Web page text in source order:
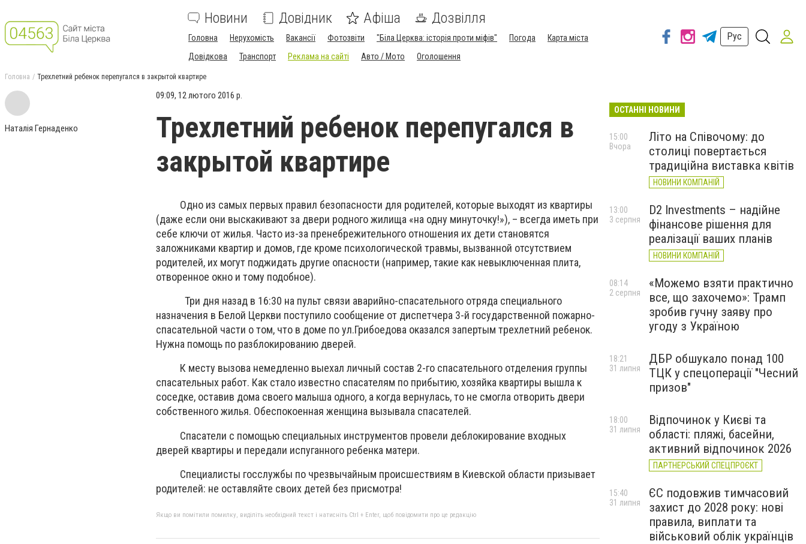
Новини Довідник Афіша Дозвілля
Головна Нерухомість Вакансії Фотозвіти "Біла Церква: історія проти міфів" Погода
Карта міста
Довідкова
Транспорт Реклама на сайті Авто / Мото Оголошення
Рус
Головна Трехлетний ребенок перепугался в закрытой квартире
Наталія Гернаденко
09:09, 12 лютого 2016 р.
Трехлетний ребенок перепугался в
закрытой квартире
Одно из самых первых правил безопасности для родителей, которые выходят из квартиры
(даже если они выскакивают за двери родного жилища «на одну минуточку!»), – всегда иметь при
себе ключи от жилья. Часто из-за пренебрежительного отношения их дети становятся
заложниками квартир и домов, где кроме психологической травмы, вызванной отсутствием
родителей, их могут поджидать другие опасности (например, такие как невыключенная плита,
отворенное окно и тому подобное).
Три дня назад в 16:30 на пульт связи аварийно-спасательного отряда специального
назначения в Белой Церкви поступило сообщение от диспетчера 3-й государственной пожарно-
спасательной части о том, что в доме по ул.Грибоедова оказался запертым трехлетний ребенок.
Нужна помощь по разблокированию дверей.
К месту вызова немедленно выехал личный состав 2-го спасательного отделения группы
спасательных работ. Как стало известно спасателям по прибытию, хозяйка квартиры вышла к
соседке, оставив дома своего малыша одного, а когда вернулась, то не смогла отворить двери
собственного жилья. Обеспокоенная женщина вызывала спасателей.
Спасатели с помощью специальных инструментов провели деблокирование входных
дверей квартиры и передали испуганного ребенка матери.
Специалисты госслужбы по чрезвычайным происшествиям в Киевской области призывает
родителей: не оставляйте своих детей без присмотра!
Якщо ви помітили помилку, виділіть необхідний текст і натисніть Ctrl + Enter, щоб повідомити про це редакцію
ОСТАННІ НОВИНИ
Літо на Співочому: до
столиці повертається
традиційна виставка квітів
НОВИНИ КОМПАНІЙ
15:00
Вчора
D2 Investments – надійне
фінансове рішення для
реалізації ваших планів
НОВИНИ КОМПАНІЙ
13:00
3 серпня
«Можемо взяти практично
все, що захочемо»: Трамп
зробив гучну заяву про
угоду з Україною
08:14
2 серпня
ДБР обшукало понад 100
ТЦК у спецоперації "Чесний
призов"
18:21
31 липня
Відпочинок у Києві та
області: пляжі, басейни,
активний відпочинок 2026
ПАРТНЕРСЬКИЙ СПЕЦПРОЄКТ
18:00
31 липня
ЄС подовжив тимчасовий
захист до 2028 року: нові
правила, виплати та
військовий облік українців
15:40
31 липня